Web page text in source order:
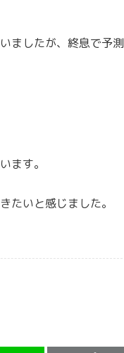
ましたが、終息で予測
ます。
たいと感じました。